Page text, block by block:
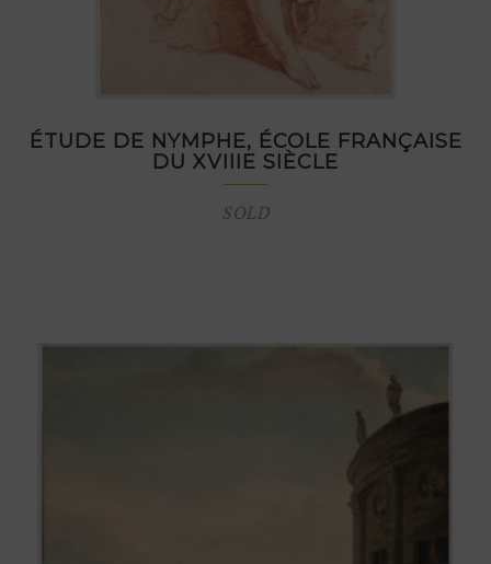
ÉTUDE DE NYMPHE, ÉCOLE FRANÇAISE
DU XVIIIE SIÈCLE
SOLD